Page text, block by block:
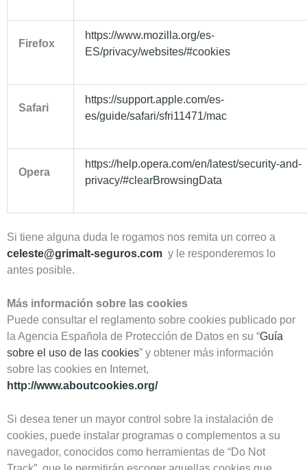
Firefox
https://www.mozilla.org/es-
ES/privacy/websites/#cookies
Safari
https://support.apple.com/es-
es/guide/safari/sfri11471/mac
Opera
https://help.opera.com/en/latest/security-and-
privacy/#clearBrowsingData
Si tiene alguna duda le rogamos nos remita un correo a
celeste@grimalt-seguros.com y le responderemos lo
antes posible.
Más información sobre las cookies
Puede consultar el reglamento sobre cookies publicado por
la Agencia Española de Protección de Datos en su “Guía
sobre el uso de las cookies” y obtener más información
sobre las cookies en Internet,
http://www.aboutcookies.org/
Si desea tener un mayor control sobre la instalación de
cookies, puede instalar programas o complementos a su
navegador, conocidos como herramientas de “Do Not